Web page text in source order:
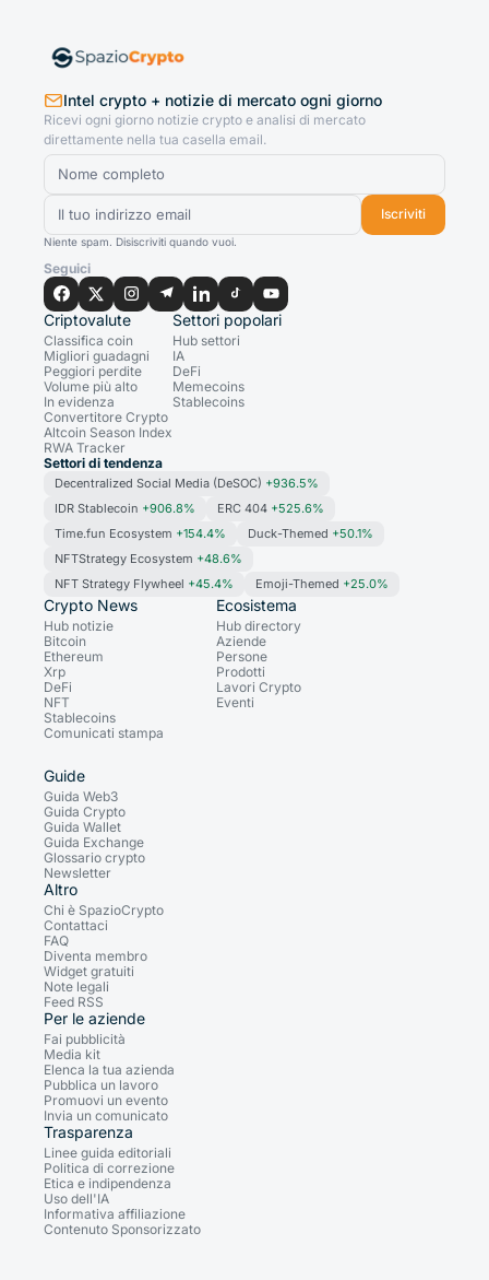
Intel crypto + notizie di mercato ogni giorno
Ricevi ogni giorno notizie crypto e analisi di mercato
direttamente nella tua casella email.
Iscriviti
Niente spam. Disiscriviti quando vuoi.
Seguici
Criptovalute
Classifica coin
Migliori guadagni
Peggiori perdite
Volume più alto
In evidenza
Convertitore Crypto
Altcoin Season Index
RWA Tracker
Settori popolari
Hub settori
IA
DeFi
Memecoins
Stablecoins
Settori di tendenza
Decentralized Social Media (DeSOC) +936.5%
IDR Stablecoin +906.8% ERC 404 +525.6%
Time.fun Ecosystem +154.4% Duck-Themed +50.1%
NFTStrategy Ecosystem +48.6%
NFT Strategy Flywheel +45.4% Emoji-Themed +25.0%
Crypto News
Hub notizie
Bitcoin
Ethereum
Xrp
DeFi
NFT
Stablecoins
Comunicati stampa
Ecosistema
Hub directory
Aziende
Persone
Prodotti
Lavori Crypto
Eventi
Guide
Guida Web3
Guida Crypto
Guida Wallet
Guida Exchange
Glossario crypto
Newsletter
Altro
Chi è SpazioCrypto
Contattaci
FAQ
Diventa membro
Widget gratuiti
Note legali
Feed RSS
Per le aziende
Fai pubblicità
Media kit
Elenca la tua azienda
Pubblica un lavoro
Promuovi un evento
Invia un comunicato
Trasparenza
Linee guida editoriali
Politica di correzione
Etica e indipendenza
Uso dell'IA
Informativa affiliazione
Contenuto Sponsorizzato